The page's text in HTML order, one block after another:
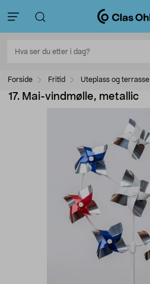
Forside Fritid Uteplass og terrasse
17. Mai-vindmølle, metallic